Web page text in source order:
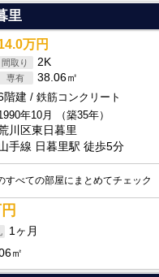
里
万円
2K
38.06㎡
階建
鉄筋コンクリート
年10月
（築35年）
川区東日暮里
手線 日暮里駅 徒歩5分
すべての部屋にまとめてチェック
1ヶ月
㎡